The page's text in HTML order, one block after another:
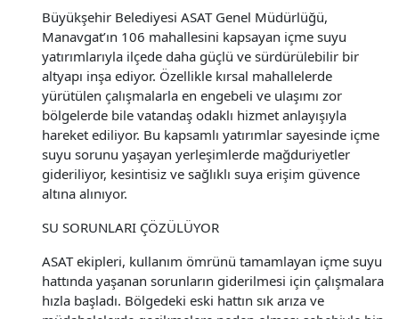
Büyükşehir Belediyesi ASAT Genel Müdürlüğü,
Manavgat’ın 106 mahallesini kapsayan içme suyu
yatırımlarıyla ilçede daha güçlü ve sürdürülebilir bir
altyapı inşa ediyor. Özellikle kırsal mahallelerde
yürütülen çalışmalarla en engebeli ve ulaşımı zor
bölgelerde bile vatandaş odaklı hizmet anlayışıyla
hareket ediliyor. Bu kapsamlı yatırımlar sayesinde içme
suyu sorunu yaşayan yerleşimlerde mağduriyetler
gideriliyor, kesintisiz ve sağlıklı suya erişim güvence
altına alınıyor.
SU SORUNLARI ÇÖZÜLÜYOR
ASAT ekipleri, kullanım ömrünü tamamlayan içme suyu
hattında yaşanan sorunların giderilmesi için çalışmalara
hızla başladı. Bölgedeki eski hattın sık arıza ve